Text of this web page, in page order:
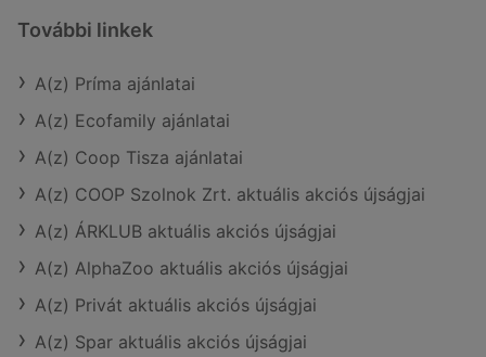
További linkek
A(z) Príma ajánlatai
A(z) Ecofamily ajánlatai
A(z) Coop Tisza ajánlatai
A(z) COOP Szolnok Zrt. aktuális akciós újságjai
A(z) ÁRKLUB aktuális akciós újságjai
A(z) AlphaZoo aktuális akciós újságjai
A(z) Privát aktuális akciós újságjai
A(z) Spar aktuális akciós újságjai